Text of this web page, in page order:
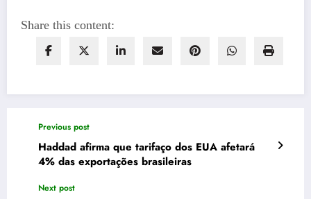
Share this content:
Previous post
Haddad afirma que tarifaço dos EUA afetará
4% das exportações brasileiras
Next post